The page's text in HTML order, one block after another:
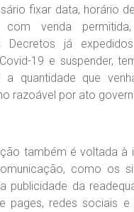
fixar data, horário
venda
Decretos já
19 e suspender,
a quantidade que
razoável por ato
também é voltada à
como os
publicidade da
pages, redes sociais e